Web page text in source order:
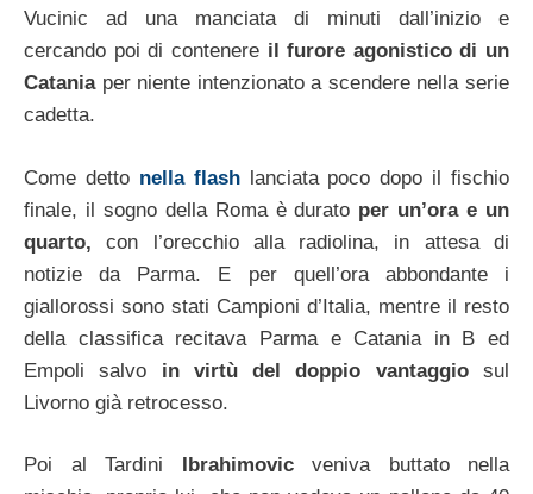
Vucinic ad una manciata di minuti dall’inizio e
cercando poi di contenereil furore agonistico di un
Cataniaper niente intenzionato a scendere nella serie
cadetta.
Come detto nella flashlanciata poco dopo il fischio
finale, il sogno della Roma è durato per un’ora e un
quarto, con l’orecchio alla radiolina, in attesa di
notizie da Parma. E per quell’ora abbondante i
giallorossi sono stati Campioni d’Italia, mentre il resto
della classifica recitava Parma e Catania in B ed
Empoli salvo in virtù del doppio vantaggiosul
Livorno già retrocesso.
Poi al Tardini Ibrahimovicveniva buttato nella